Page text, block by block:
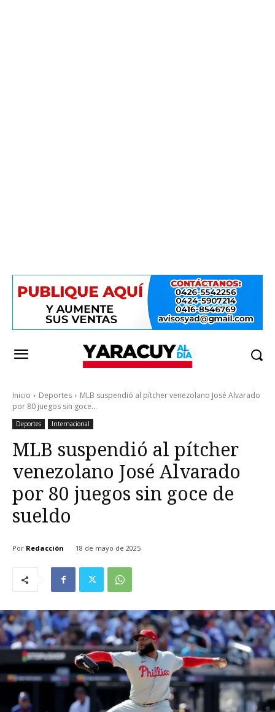
Inicio Deportes
MLB suspendió al pítcher venezolano José Alvarado
por 80 juegos sin goce...
Deportes Internacional
MLB suspendió al pítcher
venezolano José Alvarado
por 80 juegos sin goce de
sueldo
Por Redacción 18 de mayo de 2025